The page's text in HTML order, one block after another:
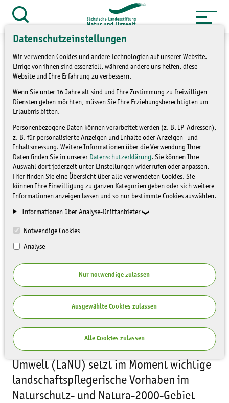
Datenschutzeinstellungen
Wir verwenden Cookies und andere Technologien auf unserer Website.
Einige von ihnen sind essenziell, während andere uns helfen, diese
Website und Ihre Erfahrung zu verbessern.
Wenn Sie unter 16 Jahre alt sind und Ihre Zustimmung zu freiwilligen
Diensten geben möchten, müssen Sie Ihre Erziehungsberechtigten um
Erlaubnis bitten.
Personenbezogene Daten können verarbeitet werden (z. B. IP-Adressen),
z. B. für personalisierte Anzeigen und Inhalte oder Anzeigen- und
Inhaltsmessung. Weitere Informationen über die Verwendung Ihrer
Daten finden Sie in unserer Datenschutzerklärung. Sie können Ihre
Auswahl dort jederzeit unter Einstellungen widerrufen oder anpassen.
Hier finden Sie eine Übersicht über alle verwendeten Cookies. Sie
können Ihre Einwilligung zu ganzen Kategorien geben oder sich weitere
Informationen anzeigen lassen und so nur bestimmte Cookies auswählen.
Informationen über Analyse-Drittanbieter
Notwendige Cookies
Analyse
Nur notwendige zulassen
Ausgewählte Cookies zulassen
Alle Cookies zulassen
Zum
Inhalt
springen
öffnen
Service » Presse und Medien
» Pressemitteilungen
Neue Weideflächen für
Taurusrinder und Konik-
Wildpferde
PRESSEMITTEILUNGEN
Die Sächsische Landesstiftung Natur und
Umwelt (LaNU) setzt im Moment wichtige
landschaftspflegerische Vorhaben im
Naturschutz- und Natura-2000-Gebiet